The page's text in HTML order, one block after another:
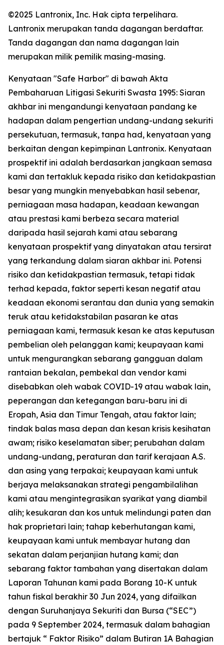
©2025 Lantronix, Inc. Hak cipta terpelihara.
Lantronix merupakan tanda dagangan berdaftar.
Tanda dagangan dan nama dagangan lain
merupakan milik pemilik masing-masing.
Kenyataan "Safe Harbor" di bawah Akta
Pembaharuan Litigasi Sekuriti Swasta 1995: Siaran
akhbar ini mengandungi kenyataan pandang ke
hadapan dalam pengertian undang-undang sekuriti
persekutuan, termasuk, tanpa had, kenyataan yang
berkaitan dengan kepimpinan Lantronix. Kenyataan
prospektif ini adalah berdasarkan jangkaan semasa
kami dan tertakluk kepada risiko dan ketidakpastian
besar yang mungkin menyebabkan hasil sebenar,
perniagaan masa hadapan, keadaan kewangan
atau prestasi kami berbeza secara material
daripada hasil sejarah kami atau sebarang
kenyataan prospektif yang dinyatakan atau tersirat
yang terkandung dalam siaran akhbar ini. Potensi
risiko dan ketidakpastian termasuk, tetapi tidak
terhad kepada, faktor seperti kesan negatif atau
keadaan ekonomi serantau dan dunia yang semakin
teruk atau ketidakstabilan pasaran ke atas
perniagaan kami, termasuk kesan ke atas keputusan
pembelian oleh pelanggan kami; keupayaan kami
untuk mengurangkan sebarang gangguan dalam
rantaian bekalan, pembekal dan vendor kami
disebabkan oleh wabak COVID-19 atau wabak lain,
peperangan dan ketegangan baru-baru ini di
Eropah, Asia dan Timur Tengah, atau faktor lain;
tindak balas masa depan dan kesan krisis kesihatan
awam; risiko keselamatan siber; perubahan dalam
undang-undang, peraturan dan tarif kerajaan A.S.
dan asing yang terpakai; keupayaan kami untuk
berjaya melaksanakan strategi pengambilalihan
kami atau mengintegrasikan syarikat yang diambil
alih; kesukaran dan kos untuk melindungi paten dan
hak proprietari lain; tahap keberhutangan kami,
keupayaan kami untuk membayar hutang dan
sekatan dalam perjanjian hutang kami; dan
sebarang faktor tambahan yang disertakan dalam
Laporan Tahunan kami pada Borang 10-K untuk
tahun fiskal berakhir 30 Jun 2024, yang difailkan
dengan Suruhanjaya Sekuriti dan Bursa (“SEC”)
pada 9 September 2024, termasuk dalam bahagian
bertajuk “ Faktor Risiko” dalam Butiran 1A Bahagian